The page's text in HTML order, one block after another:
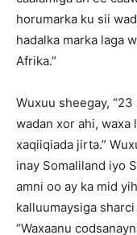
horumarka ku sii
hadalka marka laga
Afrika.”
Wuxuu sheegay,
wadan xor ahi, waxa
xaqiiqiada jirta.”
inay Somaliland iyo
amni oo ay ka mid
kalluumaysiga
“Waxaanu